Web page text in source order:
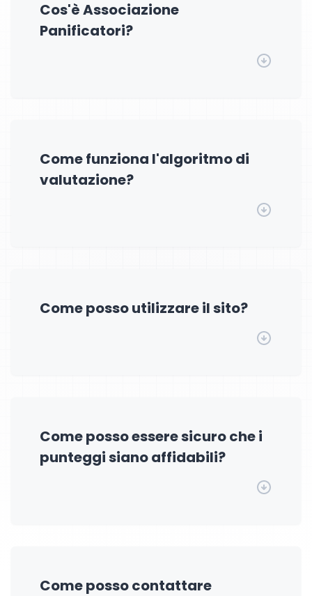
Cos'è Associazione
Panificatori?
Come funziona l'algoritmo di
valutazione?
Come posso utilizzare il sito?
Come posso essere sicuro che i
punteggi siano affidabili?
Come posso contattare